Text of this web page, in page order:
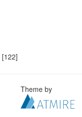
[122]
Theme by